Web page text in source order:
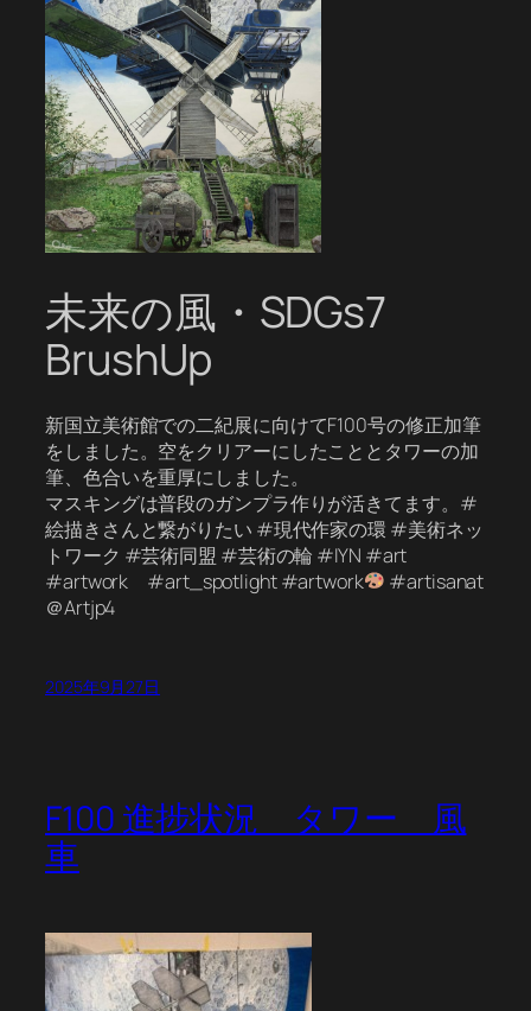
未来の風・SDGs7
BrushUp
新国立美術館での二紀展に向けてF100号の修正加筆
をしました。空をクリアーにしたこととタワーの加
筆、色合いを重厚にしました。
マスキングは普段のガンプラ作りが活きてます。#
絵描きさんと繋がりたい #現代作家の環 #美術ネッ
トワーク #芸術同盟 #芸術の輪 #IYN #art
#artwork #art_spotlight #artwork
#artisanat
＠Artjp4
2025年9月27日
F100 進捗状況 タワー 風
車